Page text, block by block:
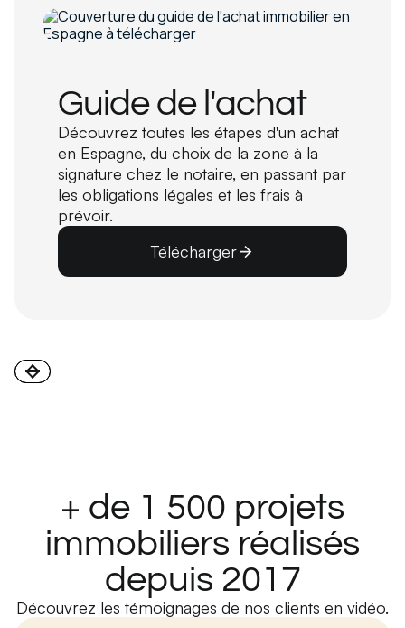
Guide de l'achat
Découvrez toutes les étapes d'un achat
en Espagne, du choix de la zone à la
signature chez le notaire, en passant par
les obligations légales et les frais à
prévoir.
Télécharger
+ de 1 500 projets
immobiliers réalisés
depuis 2017
Découvrez les témoignages de nos clients en vidéo.